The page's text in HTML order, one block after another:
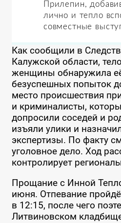
Прилепин,
лично и тепло
совместные
Как сообщили в
Калужской области,
женщины обнаружила
безуспешных попыток
место происшествия
и криминалисты,
допросили соседей и
изъяли улики и
экспертизы. По факту
уголовное дело. Ход
контролирует
Прощание с Инной
июня. Отпевание
в 12:15, после чего
Литвиновском